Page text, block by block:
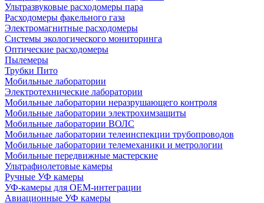
Ультразвуковые расходомеры пара
Расходомеры факельного газа
Электромагнитные расходомеры
Системы экологического мониторинга
Оптические расходомеры
Пылемеры
Трубки Пито
Мобильные лаборатории
Электротехнические лаборатории
Мобильные лаборатории неразрушающего контроля
Мобильные лаборатории электрохимзащиты
Мобильные лаборатории ВОЛС
Мобильные лаборатории телеинспекции трубопроводов
Мобильные лаборатории телемеханики и метрологии
Мобильные передвижные мастерские
Ультрафиолетовые камеры
Ручные УФ камеры
УФ-камеры для OEM-интеграции
Авиационные УФ камеры